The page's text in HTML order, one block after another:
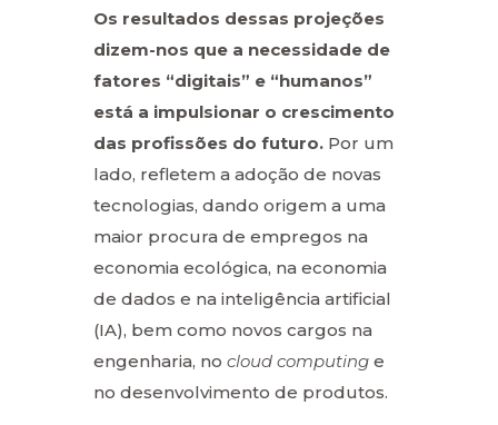
Os resultados dessas projeções
dizem-nos que a necessidade de
fatores “digitais” e “humanos”
está a impulsionar o crescimento
das profissões do futuro. Por um
lado, refletem a adoção de novas
tecnologias, dando origem a uma
maior procura de empregos na
economia ecológica, na economia
de dados e na inteligência artificial
(IA), bem como novos cargos na
engenharia, no cloud computing e
no desenvolvimento de produtos.